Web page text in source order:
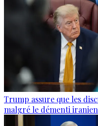
Trump assure que les
malgré le démenti iranien